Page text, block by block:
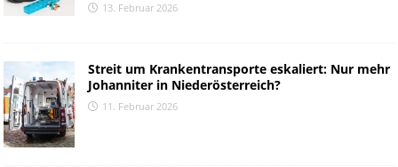
13. Februar 2026
Streit um Krankentransporte eskaliert: Nur mehr
Johanniter in Niederösterreich?
11. Februar 2026